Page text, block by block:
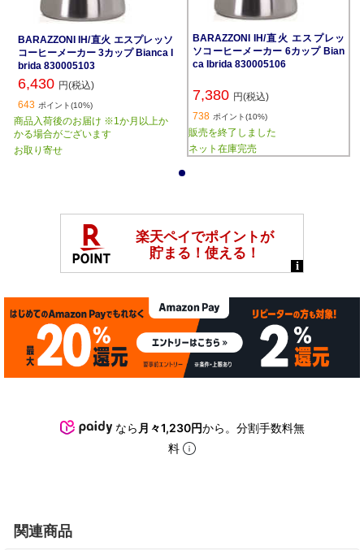
BARAZZONI IH/直火 エスプレッソ
コーヒーメーカー 3カップ Bianca I
brida 830005103
6,430 円(税込)
643 ポイント(10%)
商品入荷後のお届け ※1か月以上か
かる場合がございます
お取り寄せ
BARAZZONI IH/直火 エスプレッ
ソコーヒーメーカー 6カップ Bian
ca Ibrida 830005106
7,380 円(税込)
738 ポイント(10%)
販売を終了しました
ネット在庫完売
なら 月々1,230円から。分割手数料無
料
関連商品